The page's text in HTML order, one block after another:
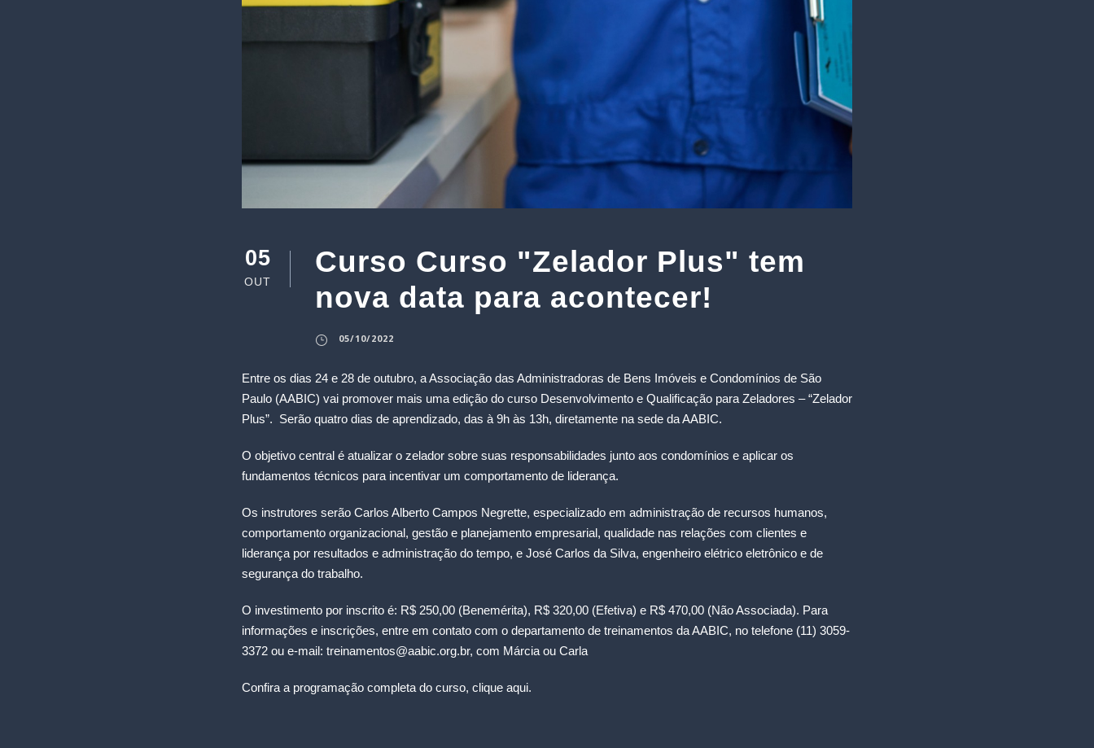
05
OUT
Curso Curso "Zelador Plus" tem
nova data para acontecer!
05/10/2022
Entre os dias 24 e 28 de outubro, a Associação das Administradoras de Bens Imóveis e Condomínios de São
Paulo (AABIC) vai promover mais uma edição do curso Desenvolvimento e Qualificação para Zeladores – “Zelador
Plus”. Serão quatro dias de aprendizado, das à 9h às 13h, diretamente na sede da AABIC.
O objetivo central é atualizar o zelador sobre suas responsabilidades junto aos condomínios e aplicar os
fundamentos técnicos para incentivar um comportamento de liderança.
Os instrutores serão Carlos Alberto Campos Negrette, especializado em administração de recursos humanos,
comportamento organizacional, gestão e planejamento empresarial, qualidade nas relações com clientes e
liderança por resultados e administração do tempo, e José Carlos da Silva, engenheiro elétrico eletrônico e de
segurança do trabalho.
O investimento por inscrito é: R$ 250,00 (Benemérita), R$ 320,00 (Efetiva) e R$ 470,00 (Não Associada). Para
informações e inscrições, entre em contato com o departamento de treinamentos da AABIC, no telefone (11) 3059-
3372 ou e-mail: treinamentos@aabic.org.br, com Márcia ou Carla
Confira a programação completa do curso, clique aqui.